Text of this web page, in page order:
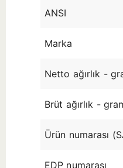
ANSI
Marka
Netto ağırlık -
Brüt ağırlık -
Ürün numarası
EDP numarası